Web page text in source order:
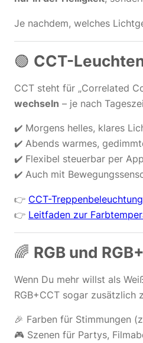
Je nachdem, welches
🟢 CCT-
CCT steht für „Correlated
wechseln – je nach
✔️ Morgens helles, klares
✔️ Abends warmes,
✔️ Flexibel steuerbar per
✔️ Auch mit
👉 CCT-
👉 Leitfaden zur
🌈 RGB und
Wenn Du mehr willst als
RGB+CCT sogar zusätzlich
🎉 Farben für Stimmungen
🎮 Szenen für Partys,